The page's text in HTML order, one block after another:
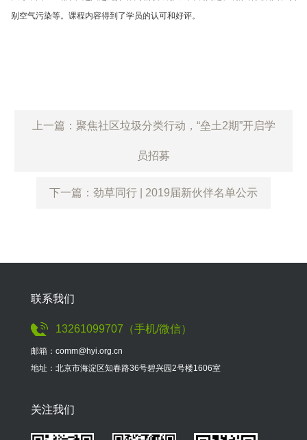
别空气污染等。课程内容得到了学员的认可和好评。
上一篇：聚焦社区垃圾分类行动，“垒土2期”开启学
员招募
下一篇：劲草同行 | 2019届新伙伴名单公示
联系我们
13261099707（手机/微信）
邮箱：comm@hyi.org.cn
地址：北京市海淀区知春路36号碧兴园2号楼1606室
关注我们